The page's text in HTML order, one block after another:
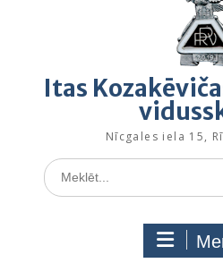
Itas
Nīcgales iela 15,
Search
for: